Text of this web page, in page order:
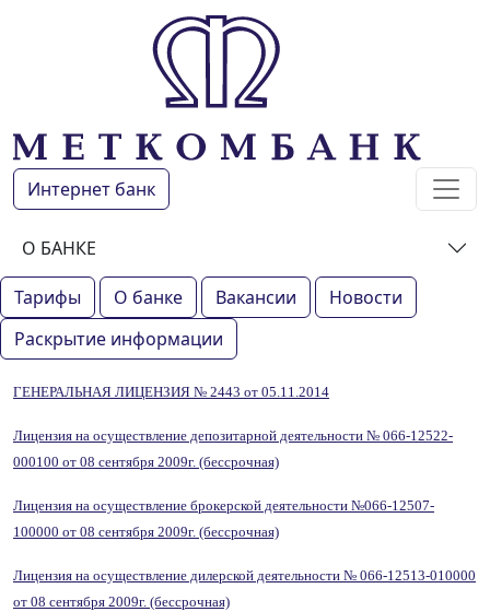
Интернет банк
О БАНКЕ
Тарифы О банке Вакансии
Новости
Раскрытие информации
ГЕНЕРАЛЬНАЯ ЛИЦЕНЗИЯ № 2443 от 05.11.2014
Лицензия на осуществление депозитарной деятельности № 066-12522-
000100 от 08 сентября 2009г. (бессрочная)
Лицензия на осуществление брокерской деятельности №066-12507-
100000 от 08 сентября 2009г. (бессрочная)
Лицензия на осуществление дилерской деятельности № 066-12513-010000
от 08 сентября 2009г. (бессрочная)